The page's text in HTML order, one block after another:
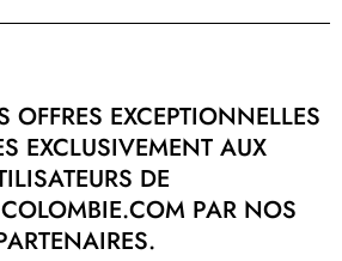
OFFRES EXCEPTIONNELLES
EXCLUSIVEMENT AUX
DE
PAR NOS